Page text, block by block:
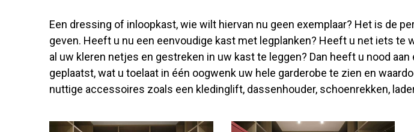
Een dressing of inloopkast, wie wilt hiervan nu geen exemplaar? Het is de
geven. Heeft u nu een eenvoudige kast met legplanken? Heeft u net iets
al uw kleren netjes en gestreken in uw kast te leggen? Dan heeft u nood
geplaatst, wat u toelaat in één oogwenk uw hele garderobe te zien en
nuttige accessoires zoals een kledinglift, dassenhouder, schoenrekken,